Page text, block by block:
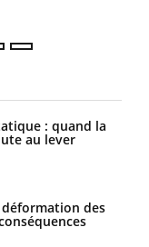
: quand la
au lever
des